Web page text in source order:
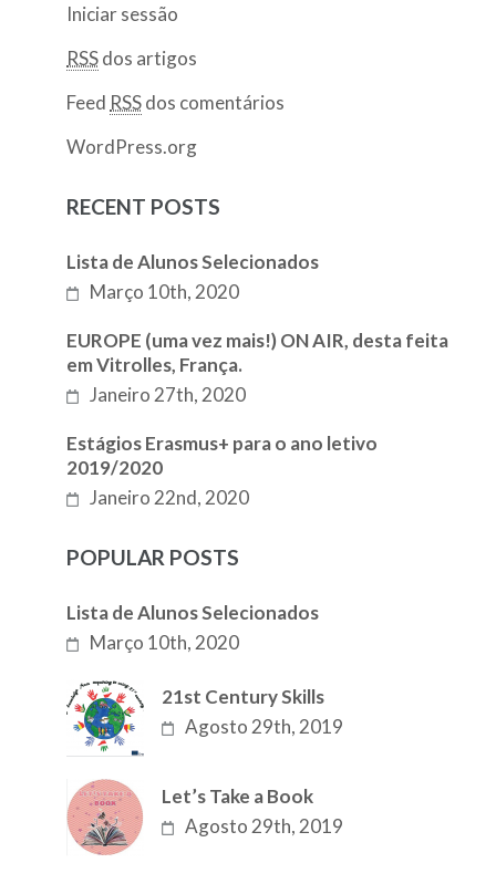
Iniciar sessão
RSSdos artigos
Feed RSSdos comentários
WordPress.org
RECENT POSTS
Lista de Alunos Selecionados
Março 10th, 2020
EUROPE (uma vez mais!) ON AIR, desta feita
em Vitrolles, França.
Janeiro 27th, 2020
Estágios Erasmus+ para o ano letivo
2019/2020
Janeiro 22nd, 2020
POPULAR POSTS
Lista de Alunos Selecionados
Março 10th, 2020
21st Century Skills
Agosto 29th, 2019
Let’s Take a Book
Agosto 29th, 2019